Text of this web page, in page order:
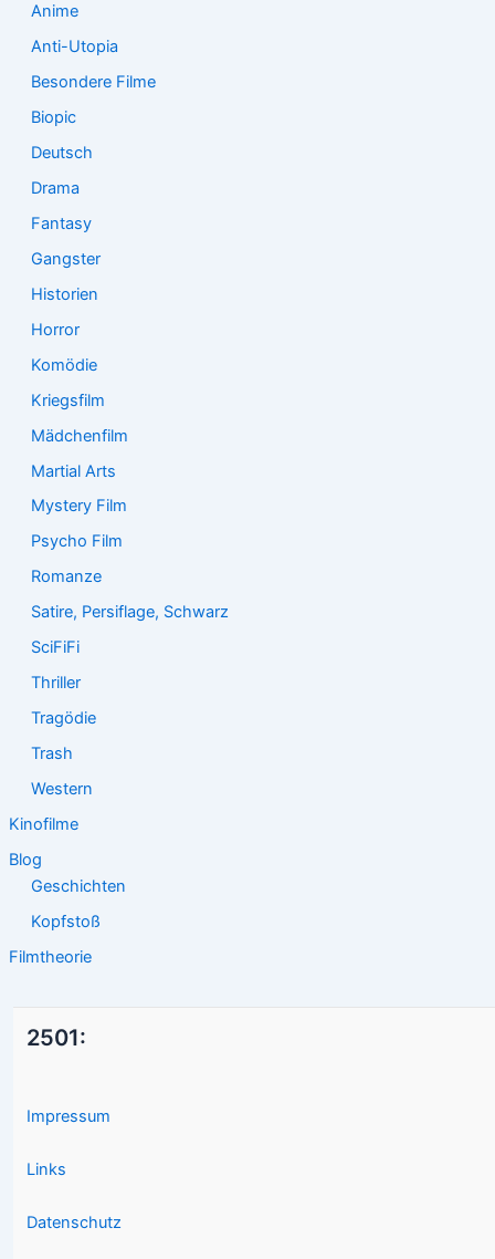
Anime
Anti-Utopia
Besondere Filme
Biopic
Deutsch
Drama
Fantasy
Gangster
Historien
Horror
Komödie
Kriegsfilm
Mädchenfilm
Martial Arts
Mystery Film
Psycho Film
Romanze
Satire, Persiflage, Schwarz
SciFiFi
Thriller
Tragödie
Trash
Western
Kinofilme
Blog
Geschichten
Kopfstoß
Filmtheorie
2501:
Impressum
Links
Datenschutz